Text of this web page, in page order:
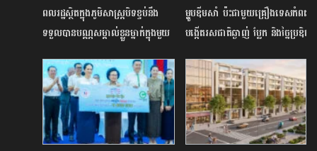
ពលរដ្ឋស្ថិតក្នុងភូមិសាស្ត្របិទខ្ទប់នឹង
ទទួលបានបណ្ណសម្គាល់ខ្លួនម្នាក់ក្នុងមួយ
ម្ហូបឌីមសាំ ប៉ះជាមួយគ្រឿងទេសកំពត
បង្កើតរសជាតិឆ្ងាញ់ ប្លែក និងច្នៃប្រឌិត